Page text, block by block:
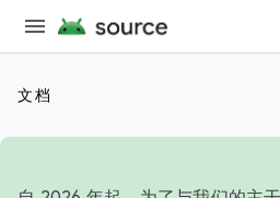
文档